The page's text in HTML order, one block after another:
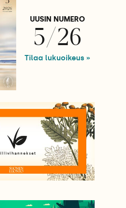
UUSIN NUMERO
5/26
Tilaa lukuoikeus »